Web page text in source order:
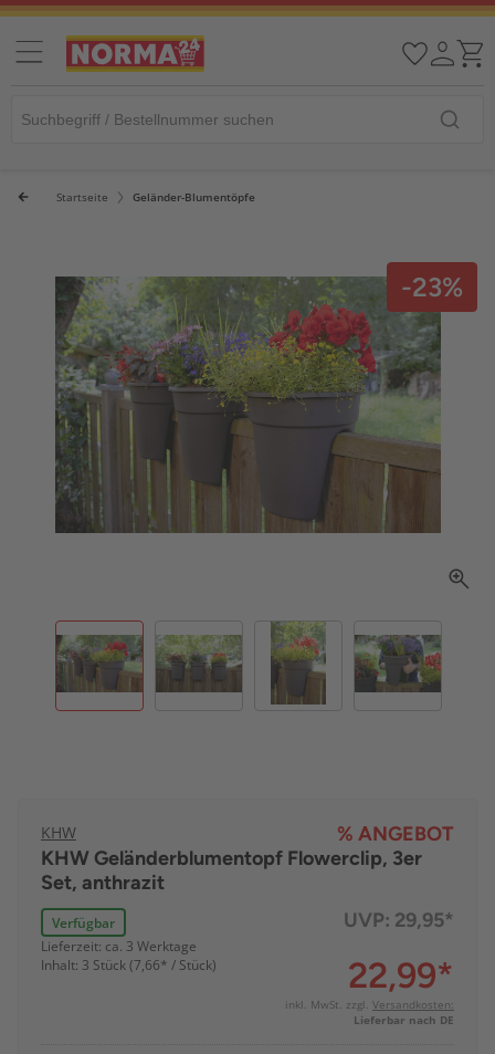
Startseite Geländer-Blumentöpfe
-23%
KHW
% ANGEBOT
KHW Geländerblumentopf Flowerclip, 3er
Set, anthrazit
Verfügbar
Lieferzeit: ca. 3 Werktage
Inhalt: 3 Stück (7,66* / Stück)
UVP: 29,95*
22,99*
inkl. MwSt. zzgl. Versandkosten:
Lieferbar nach DE